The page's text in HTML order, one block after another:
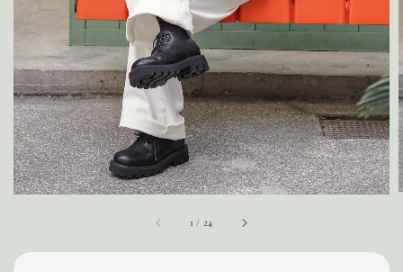
1 / 24